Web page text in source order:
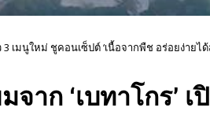
3 เมนูใหม่ ชูคอนเซ็ปต์ ‘เนื้อจากพืช อร่อยง่ายได้
าก ‘เบทาโกร’ เ